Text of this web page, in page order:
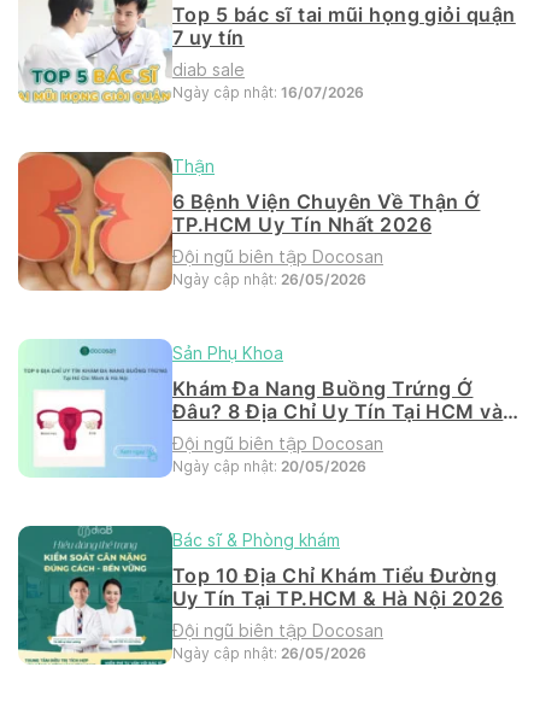
Top 5 bác sĩ tai mũi họng giỏi quận
7 uy tín
diab sale
Ngày cập nhật: 16/07/2026
Thận
6 Bệnh Viện Chuyên Về Thận Ở
TP.HCM Uy Tín Nhất 2026
Đội ngũ biên tập Docosan
Ngày cập nhật: 26/05/2026
Sản Phụ Khoa
Khám Đa Nang Buồng Trứng Ở
Đâu? 8 Địa Chỉ Uy Tín Tại HCM và
Hà Nội 2026
Đội ngũ biên tập Docosan
Ngày cập nhật: 20/05/2026
Bác sĩ & Phòng khám
Top 10 Địa Chỉ Khám Tiểu Đường
Uy Tín Tại TP.HCM & Hà Nội 2026
Đội ngũ biên tập Docosan
Ngày cập nhật: 26/05/2026